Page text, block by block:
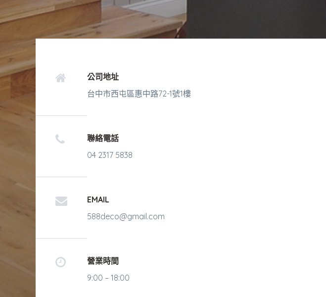
公司地址
台中市西屯區惠中路72-1號1樓
聯絡電話
04 2317 5838
EMAIL
588deco@gmail.com
營業時間
9:00 – 18:00